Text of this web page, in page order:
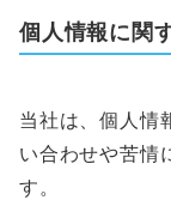
個人情報に関
当社は、個人情
い合わせや苦情
す。